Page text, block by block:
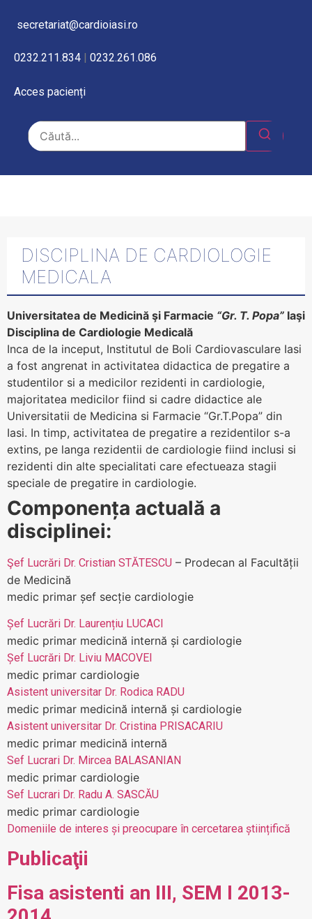
secretariat@cardioiasi.ro
0232.211.834 0232.261.086
Acces pacienți
DISCIPLINA DE CARDIOLOGIE
MEDICALA
Universitatea de Medicină şi Farmacie “Gr. T. Popa” Iaşi
Disciplina de Cardiologie Medicală
Inca de la inceput, Institutul de Boli Cardiovasculare Iasi
a fost angrenat in activitatea didactica de pregatire a
studentilor si a medicilor rezidenti in cardiologie,
majoritatea medicilor fiind si cadre didactice ale
Universitatii de Medicina si Farmacie “Gr.T.Popa” din
Iasi. In timp, activitatea de pregatire a rezidentilor s-a
extins, pe langa rezidentii de cardiologie fiind inclusi si
rezidenti din alte specialitati care efectueaza stagii
speciale de pregatire in cardiologie.
Componența actuală a
disciplinei:
Şef Lucrări Dr. Cristian STĂTESCU – Prodecan al Facultății
de Medicină
medic primar șef secție cardiologie
Șef Lucrări Dr. Laurențiu LUCACI
medic primar medicină internă și cardiologie
Șef Lucrări Dr. Liviu MACOVEI
medic primar cardiologie
Asistent universitar Dr. Rodica RADU
medic primar medicină internă și cardiologie
Asistent universitar Dr. Cristina PRISACARIU
medic primar medicină internă
Sef Lucrari Dr. Mircea BALASANIAN
medic primar cardiologie
Sef Lucrari Dr. Radu A. SASCĂU
medic primar cardiologie
Domeniile de interes și preocupare în cercetarea științifică
Publicaţii
Fisa asistenti an III, SEM I 2013-